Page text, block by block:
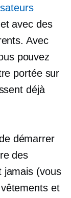
avec des
Avec
pouvez
portée sur
déjà
démarrer
des
jamais (vous
et